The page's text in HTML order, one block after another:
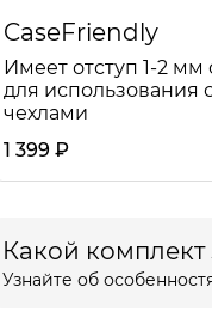
CaseFriendly
Имеет отступ 1-2 мм
для использования
чехлами
1 399 ₽
Какой
Узнайте об